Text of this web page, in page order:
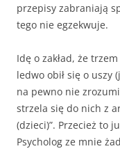
przepisy zabraniają
tego nie egzekwuje.
Idę o zakład, że
ledwo obił się o uszy
na pewno nie
strzela się do nich z
(dzieci)”. Przecież to
Psycholog ze mnie